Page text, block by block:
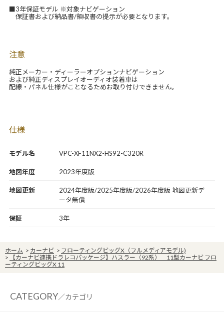
モデル名 VPC-XF11NX2-HS92-C320R
■3年保証モデル ※対象ナビゲーション
保証書および納品書/領収書の提示が必要となります。
注意
純正メーカー・ディーラーオプションナビゲーション
および純正ディスプレイオーディオ装着車は
配線・パネル仕様がことなるためお取り付けできません。
仕様
地図年度 2023年度版
地図更新
2024年度版/2025年度版/2026年度版 地図更新デ
ータ無償
保証 3年
ホーム > カーナビ > フローティングビッグX（フルメディアモデル)
>
【カーナビ連携ドラレコパッケージ】ハスラー（92系） 11型カーナビ フロ
ーティングビッグX 11
CATEGORY／カテゴリ